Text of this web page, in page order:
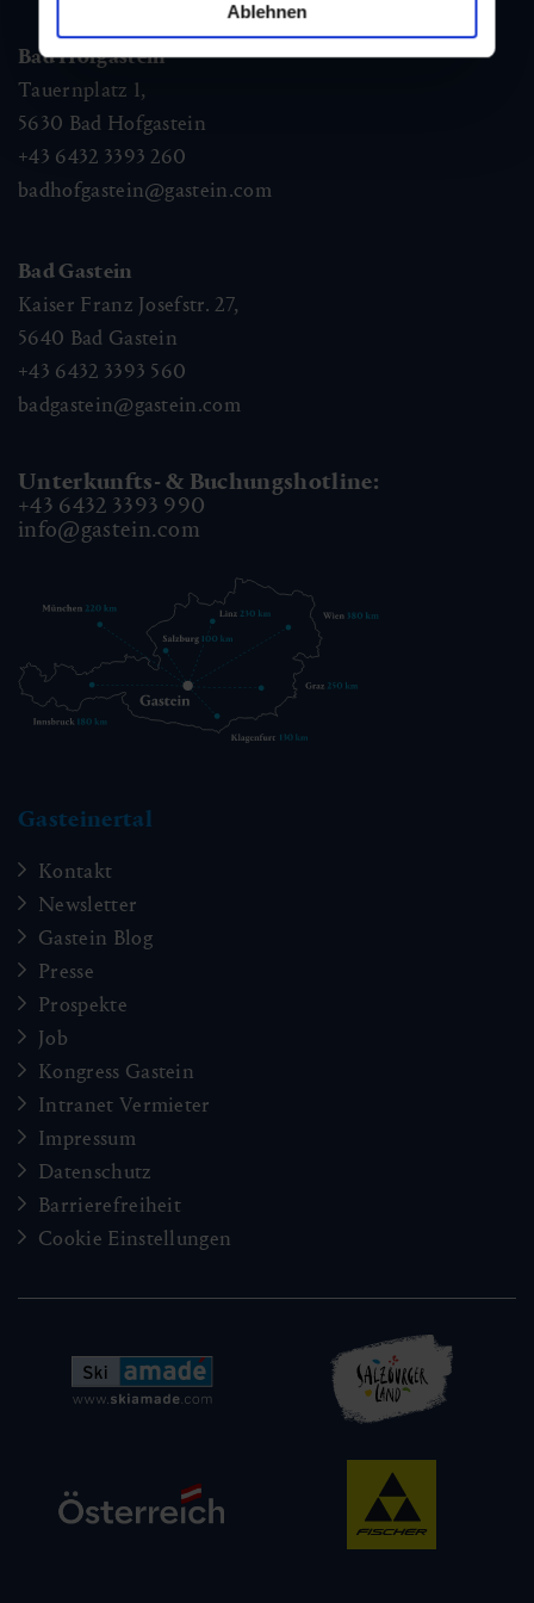
Ablehnen
Bad Hofgastein
Tauernplatz 1,
5630 Bad Hofgastein
+43 6432 3393 260
badhofgastein@gastein.com
Bad Gastein
Kaiser Franz Josefstr. 27,
5640 Bad Gastein
+43 6432 3393 560
badgastein@gastein.com
Unterkunfts- & Buchungshotline:
+43 6432 3393 990
info@gastein.com
Gasteinertal
Kontakt
Newsletter
Gastein Blog
Presse
Prospekte
Job
Kongress Gastein
Intranet Vermieter
Impressum
Datenschutz
Barrierefreiheit
Cookie Einstellungen